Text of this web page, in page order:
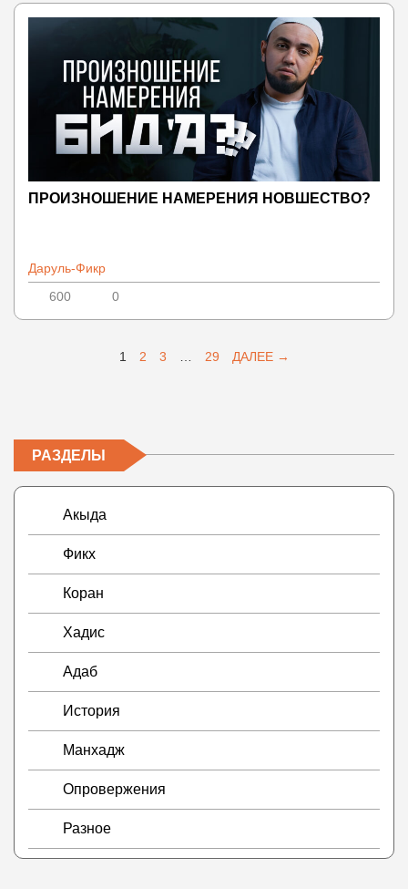
ПРОИЗНОШЕНИЕ НАМЕРЕНИЯ НОВШЕСТВО?
Даруль-Фикр
600
0
1 2 3 … 29 ДАЛЕЕ →
РАЗДЕЛЫ
Акыда
Фикх
Коран
Хадис
Адаб
История
Манхадж
Опровержения
Разное